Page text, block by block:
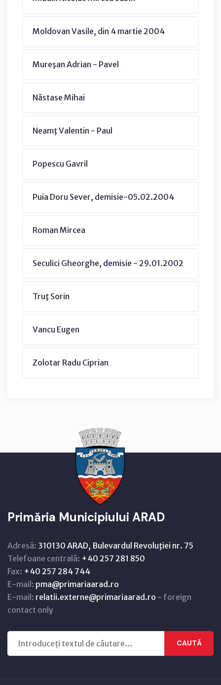
Moldovan Vasile, din 4 martie 2004
Mureşan Adrian - Pavel
Năstase Mihai
Neamţ Valentin - Paul
Popescu Gavril
Puia Doru Sever, demisie-05.02.2004
Roman Mircea
Seculici Gheorghe, demisie - 29.01.2002
Truţ Sorin
Vancu Eugen
Zolotar Radu Ciprian
Primăria Municipiului ARAD
Adresă: 310130 ARAD, Bulevardul Revoluţiei nr. 75
Telefoane centrală: +40 257 281 850
Fax: +40 257 284 744
E-mail: pma@primariaarad.ro
E-mail: relatii.externe@primariaarad.ro - foreign
contact only
CAUTĂ